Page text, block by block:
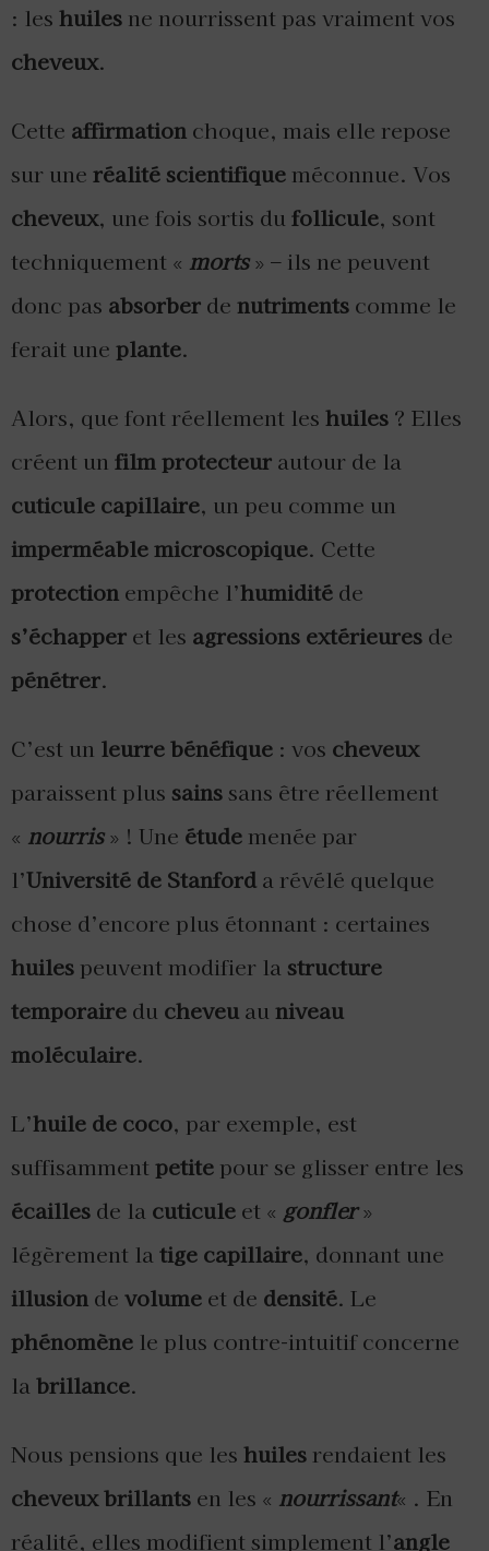
: les huiles ne nourrissent pas vraiment vos
cheveux.
Cette affirmation choque, mais elle repose
sur une réalité scientifique méconnue. Vos
cheveux, une fois sortis du follicule, sont
techniquement « morts» – ils ne peuvent
donc pas absorber de nutriments comme le
ferait une plante.
Alors, que font réellement les huiles ? Elles
créent un film protecteur autour de la
cuticule capillaire, un peu comme un
imperméable microscopique. Cette
protection empêche l’humidité de
s’échapper et les agressions extérieures de
pénétrer.
C’est un leurre bénéfique : vos cheveux
paraissent plus sainssans être réellement
« nourris» ! Une étude menée par
l’Université de Stanford a révélé quelque
chose d’encore plus étonnant : certaines
huiles peuvent modifier la structure
temporaire du cheveu au niveau
moléculaire.
L’huile de coco, par exemple, est
suffisamment petite pour se glisser entre les
écailles de la cuticule et « gonfler»
légèrement la tige capillaire, donnant une
illusion de volume et de densité. Le
phénomène le plus contre-intuitif concerne
la brillance.
Nous pensions que les huiles rendaient les
cheveux brillants en les « nourrissant« . En
réalité, elles modifient simplement l’angle